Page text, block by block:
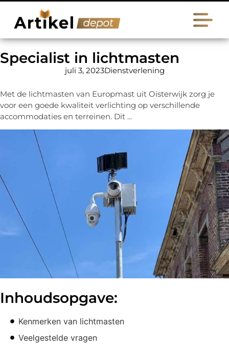
Specialist in lichtmasten
juli 3, 2023Dienstverlening
Met de lichtmasten van Europmast uit Oisterwijk zorg je
voor een goede kwaliteit verlichting op verschillende
accommodaties en terreinen. Dit ...
Inhoudsopgave:
Kenmerken van lichtmasten
Veelgestelde vragen